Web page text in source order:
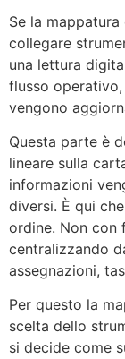
Se la
collegare
una lettura
flusso
vengono
Questa parte è
lineare sulla
informazioni
diversi. È qui
ordine. Non con
centralizzando
assegnazioni,
Per questo la
scelta dello
si decide come